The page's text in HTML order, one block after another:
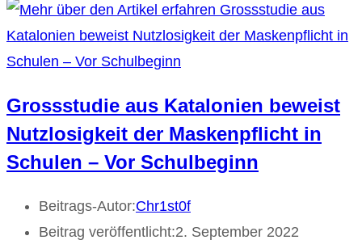
Grossstudie aus Katalonien beweist
Nutzlosigkeit der Maskenpflicht in
Schulen – Vor Schulbeginn
Beitrags-Autor:Chr1st0f
Beitrag veröffentlicht:2. September 2022